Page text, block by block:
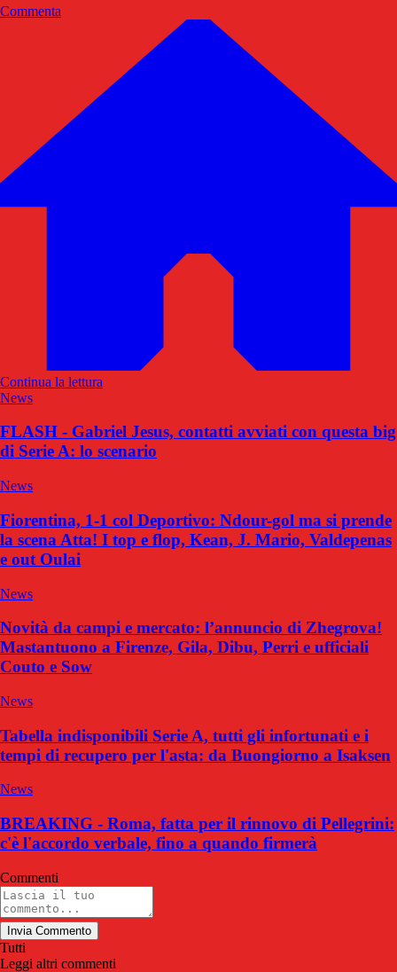
Commenta
Continua la lettura
News
FLASH - Gabriel Jesus, contatti avviati con questa big
di Serie A: lo scenario
News
Fiorentina, 1-1 col Deportivo: Ndour-gol ma si prende
la scena Atta! I top e flop, Kean, J. Mario, Valdepenas
e out Oulai
News
Novità da campi e mercato: l’annuncio di Zhegrova!
Mastantuono a Firenze, Gila, Dibu, Perri e ufficiali
Couto e Sow
News
Tabella indisponibili Serie A, tutti gli infortunati e i
tempi di recupero per l'asta: da Buongiorno a Isaksen
News
BREAKING - Roma, fatta per il rinnovo di Pellegrini:
c'è l'accordo verbale, fino a quando firmerà
Commenti
Invia Commento
Tutti
Leggi altri commenti